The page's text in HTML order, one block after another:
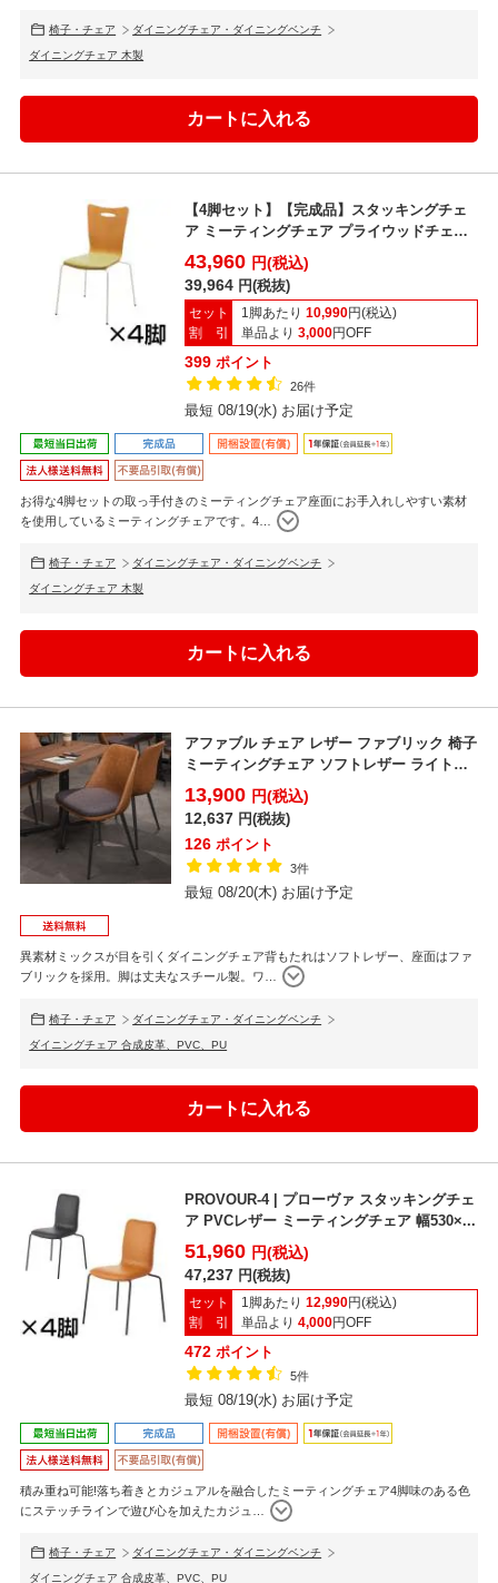
椅子・チェア ダイニングチェア・ダイニングベンチ
ダイニングチェア 木製
【4脚セット】【完成品】スタッキングチェ
ア ミーティングチェア プライウッドチェア
アメーボ 幅53...
43,960 円(税込)
39,964 円(税抜)
セット
割 引
1脚あたり10,990円(税込)
単品より3,000円OFF
399 ポイント
26件
最短 08/19(水) お届け予定
お得な4脚セットの取っ手付きのミーティングチェア座面にお手入れしやすい素材
を使用しているミーティングチェアです。4…
椅子・チェア ダイニングチェア・ダイニングベンチ
ダイニングチェア 木製
アファブル チェア レザー ファブリック 椅子
ミーティングチェア ソフトレザー ライトブ
ラウン ダ...
13,900 円(税込)
12,637 円(税抜)
126 ポイント
3件
最短 08/20(木) お届け予定
異素材ミックスが目を引くダイニングチェア背もたれはソフトレザー、座面はファ
ブリックを採用。脚は丈夫なスチール製。ワ
椅子・チェア ダイニングチェア・ダイニングベンチ
ダイニングチェア 合成皮革、PVC、PU
PROVOUR-4 | プローヴァ スタッキングチェ
ア PVCレザー ミーティングチェア 幅530×...
51,960 円(税込)
47,237 円(税抜)
セット
割 引
1脚あたり12,990円(税込)
単品より4,000円OFF
472 ポイント
5件
最短 08/19(水) お届け予定
積み重ね可能!落ち着きとカジュアルを融合したミーティングチェア4脚味のある色
にステッチラインで遊び心を加えたカジュ
椅子・チェア ダイニングチェア・ダイニングベンチ
ダイニングチェア 合成皮革、PVC、PU